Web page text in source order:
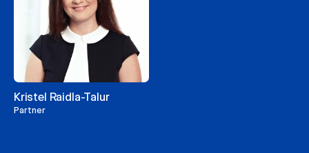
Kristel Raidla-Talur
Partner